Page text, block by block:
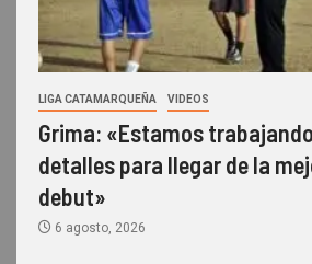
LIGA CATAMARQUEÑA VIDEOS
Grima: «Estamos
detalles para llegar de la
debut»
6 agosto, 2026